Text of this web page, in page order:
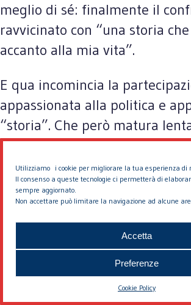
Utilizziamo i cookie per migliorare la tua esperienza di
Il consenso a queste tecnologie ci permetterà di
sempre aggiornato.
Non accettare può limitare la navigazione ad alcune
Accetta
Preferenze
Cookie Policy
meglio di sé: finalmente il
ravvicinato con “una storia
accanto alla mia vita”.
E qua incomincia la
appassionata alla politica e
“storia”. Che però matura
si iscrive a Ingegneria (a
frattanto si era trasferito), ma
anche a frequentare ambienti
incontrandone personaggi di
rilievo (Franco Rodano, Mario
Giuseppe Chiarante, Lucio
Napoleoni, ecc.), collabora a
riviste (“Dibattito politico”,